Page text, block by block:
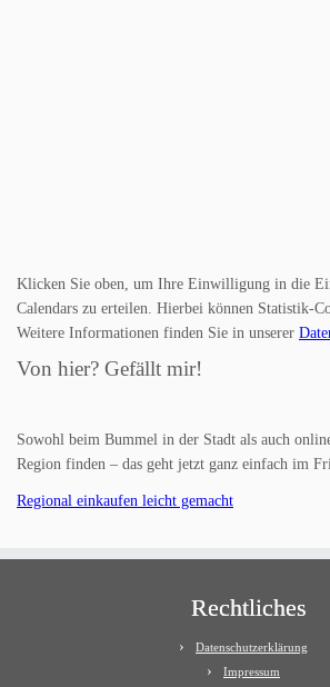
Klicken Sie oben, um Ihre Einwilligung in die
Calendars zu erteilen. Hierbei können Statistik-
Weitere Informationen finden Sie in unserer
Von hier? Gefällt mir!
Sowohl beim Bummel in der Stadt als auch
Region finden – das geht jetzt ganz einfach im
Regional einkaufen leicht gemacht
Rechtliches
Datenschutzerklärung
Impressum